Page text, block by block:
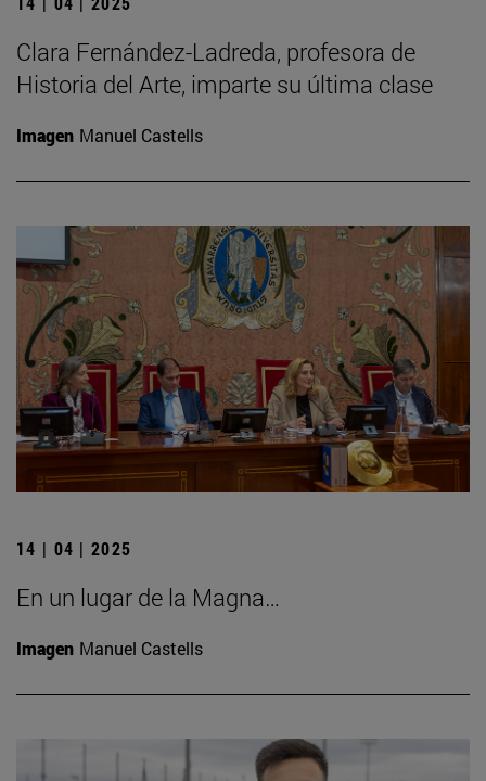
Clara Fernández-Ladreda, profesora de
Historia del Arte, imparte su última clase
Imagen Manuel Castells
14 | 04 | 2025
En un lugar de la Magna…
Imagen Manuel Castells